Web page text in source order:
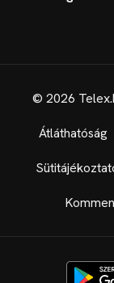
© 2026
Átláthatóság